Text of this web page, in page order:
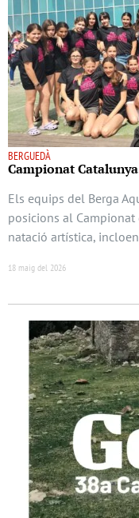
BERGUEDÀ
Campionat
Els equips del Berga
posicions al Campionat
natació artística,
18 maig del 2026